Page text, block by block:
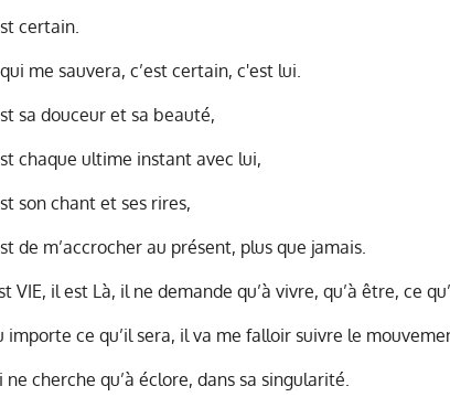
certain.
me sauvera, c’est certain, c'est lui.
sa douceur et sa beauté,
chaque ultime instant avec lui,
son chant et ses rires,
de m’accrocher au présent, plus que jamais.
VIE, il est Là, il ne demande qu’à vivre, qu’à être, ce
importe ce qu’il sera, il va me falloir suivre le
ne cherche qu’à éclore, dans sa singularité.